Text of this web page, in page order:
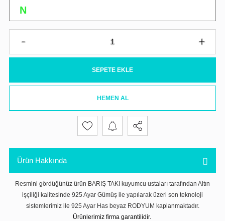
SEPETE EKLE
HEMEN AL
Ürün Hakkında
Resmini gördüğünüz ürün BARIŞ TAKI kuyumcu ustaları tarafından Altın
işçiliği kalitesinde 925 Ayar Gümüş ile yapılarak üzeri son teknoloji
sistemlerimiz ile 925 Ayar Has beyaz RODYUM kaplanmaktadır.
Ürünlerimiz firma garantilidir.